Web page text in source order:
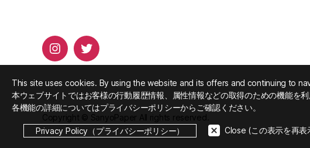
InstagramTwitter
Copyright © SanyoPaper All rights reserved.
This site uses cookies. By using the website and its offers and continuing to
本ウェブサイトではお客様の行動履歴情報、属性情報などの取得のための機能を利
各機能の詳細についてはプライバシーポリシーからご確認ください。
Privacy Policy（プライバシーポリシー） Close (この表示を再表